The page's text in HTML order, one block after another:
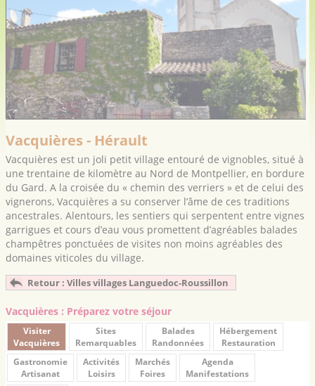
Vacquières - Hérault
Vacquières est un joli petit village entouré de vignobles, situé à
une trentaine de kilomètre au Nord de Montpellier, en bordure
du Gard. A la croisée du « chemin des verriers » et de celui des
vignerons, Vacquières a su conserver l’âme de ces traditions
ancestrales. Alentours, les sentiers qui serpentent entre vignes
garrigues et cours d’eau vous promettent d’agréables balades
champêtres ponctuées de visites non moins agréables des
domaines viticoles du village.
Retour : Villes villages Languedoc-Roussillon
Vacquières : Préparez votre séjour
Visiter
Vacquières
Sites
Remarquables
Balades
Randonnées
Hébergement
Restauration
Gastronomie
Artisanat
Activités
Loisirs
Marchés
Foires
Agenda
Manifestations